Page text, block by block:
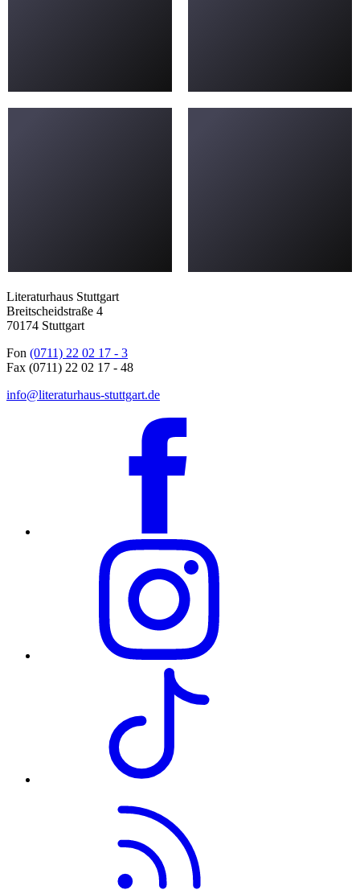
Literaturhaus Stuttgart
Breitscheidstraße 4
70174 Stuttgart
Fon (0711) 22 02 17 - 3
Fax (0711) 22 02 17 - 48
info@literaturhaus-stuttgart.de